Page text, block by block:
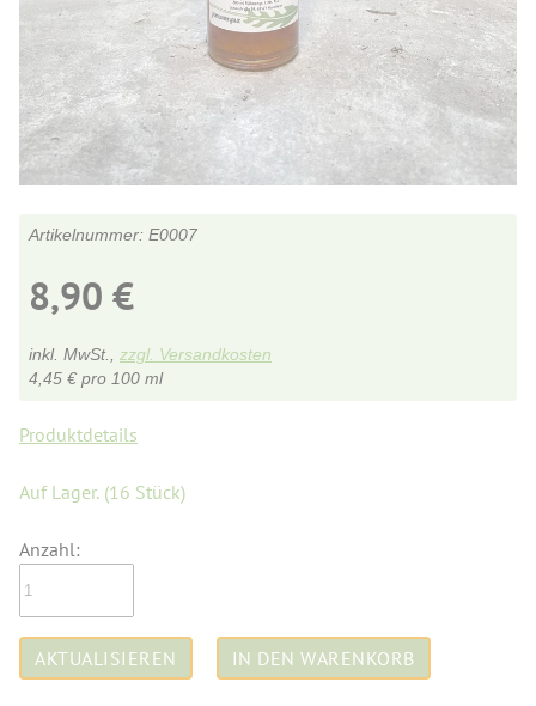
E0007
8,90 €
inkl. MwSt., zzgl. Versandkosten
4,45 € pro 100 ml
Produktdetails
Auf Lager. (16 Stück)
Anzahl: